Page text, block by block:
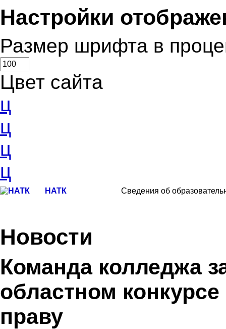
Настройки
Размер шрифта в
Цвет сайта
ц
ц
ц
ц
НАТК Сведения об
Новости
Команда колледжа
областном
праву